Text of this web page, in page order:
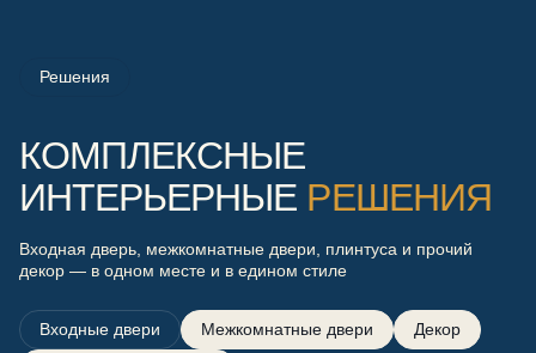
Решения
КОМПЛЕКСНЫЕ
ИНТЕРЬЕРНЫЕ РЕШЕНИЯ
Входная дверь, межкомнатные двери, плинтуса и прочий
декор — в одном месте и в едином стиле
Входные двери Межкомнатные двери Декор